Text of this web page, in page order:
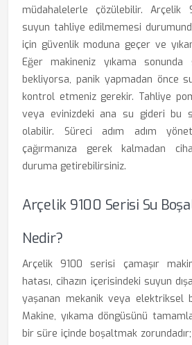
müdahalelerle çözülebilir. Arçelik
suyun tahliye edilmemesi
için güvenlik moduna geçer ve
Eğer makineniz yıkama
bekliyorsa, panik yapmadan önce
kontrol etmeniz gerekir. Tahliye
veya evinizdeki ana su gideri bu
olabilir. Süreci adım adım
çağırmanıza gerek kalmadan
duruma getirebilirsiniz.
Arçelik 9100 Serisi Su
Nedir?
Arçelik 9100 serisi çamaşır
hatası, cihazın içerisindeki suyun
yaşanan mekanik veya elektriksel
Makine, yıkama döngüsünü
bir süre içinde boşaltmak